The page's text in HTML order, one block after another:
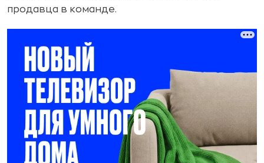
продавца в команде.